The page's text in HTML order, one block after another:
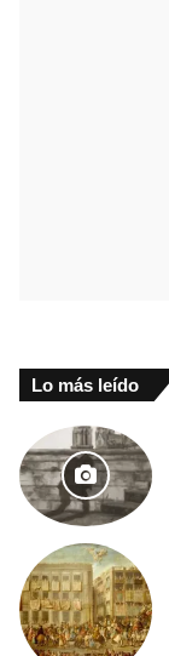
Lo más leído